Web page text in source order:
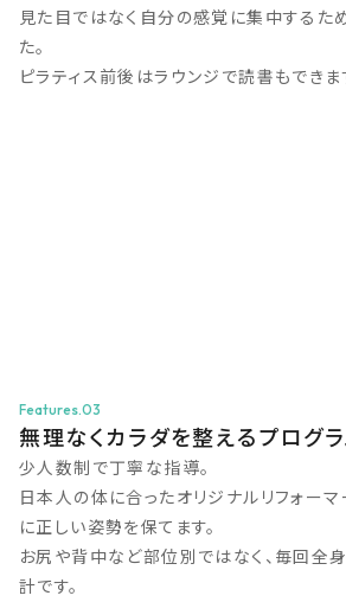
見た目ではなく自分の感覚に集中するた
た。
ピラティス前後はラウンジで読書もできま
Features.03
無理なくカラダを整えるプログ
少人数制で丁寧な指導。
日本人の体に合ったオリジナルリフォー
に正しい姿勢を保てます。
お尻や背中など部位別ではなく、毎回全
計です。